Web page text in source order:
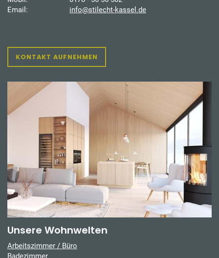
Email:
info@stilecht-kassel.de
KONTAKT AUFNEHMEN
Unsere Wohnwelten
Arbeitszimmer / Büro
Badezimmer